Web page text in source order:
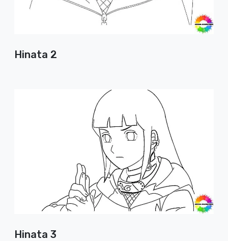
Hinata 2
Hinata 3